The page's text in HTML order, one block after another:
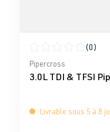
Note moyenne de 0
(0)
Pipercross
3.0L TDI & TFSI
Livrable sous 5 à 8